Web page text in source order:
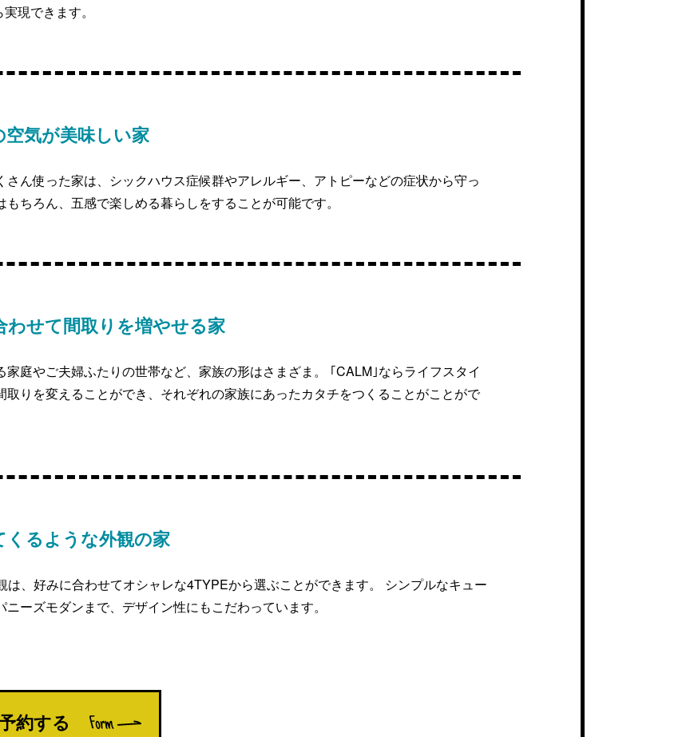
現できます。
空気が美味しい家
さん使った家は、シックハウス症候群やアレルギー、アトピーなどの症状から守っ
もちろん、五感で楽しめる暮らしをすることが可能です。
わせて間取りを増やせる家
家庭やご夫婦ふたりの世帯など、家族の形はさまざま。 ｢CALM｣ならライフスタイ
取りを変えることができ、それぞれの家族にあったカタチをつくることがことがで
くるような外観の家
は、好みに合わせてオシャレな4TYPEから選ぶことができます。 シンプルなキュー
ニーズモダンまで、デザイン性にもこだわっています。
約する